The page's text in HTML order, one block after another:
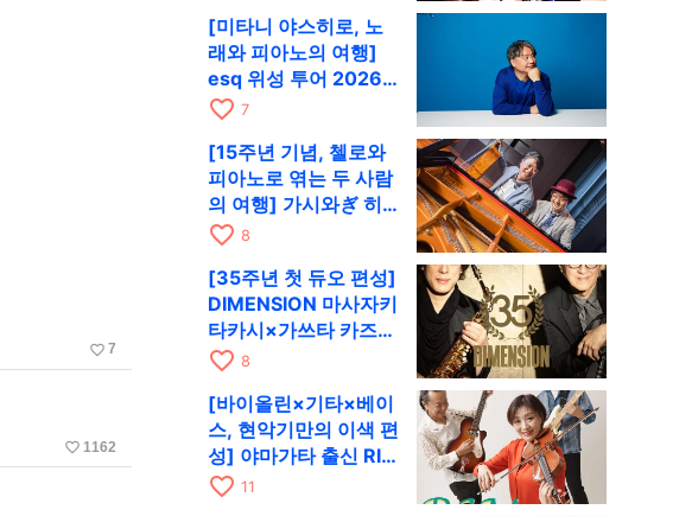
favorite_border 7
favorite_border 1162
서 공동 출연
[미타니 야스히로, 노
래와 피아노의 여행]
esq 위성 투어 2026
교토 공연을 10월에 개
favorite_border 7
[15주년 기념, 첼로와
피아노로 엮는 두 사람
의 여행] 가시와ぎ 히
로키 & 미쓰다 겐이치
RAG로
favorite_border 8
[35주년 첫 듀오 편성]
DIMENSION 마사자키
타카시×가쓰타 카즈키
가 10월 11일 교토
favorite_border 8
[바이올린×기타×베이
스, 현악기만의 이색 편
성] 야마가타 출신 RIM
이 첫 전국 투어로 8월
favorite_border 11